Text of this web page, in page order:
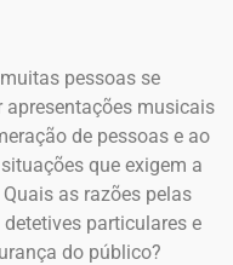
pessoas se
apresentações musicais
de pessoas e ao
que exigem a
Quais as razões pelas
particulares e
do público?